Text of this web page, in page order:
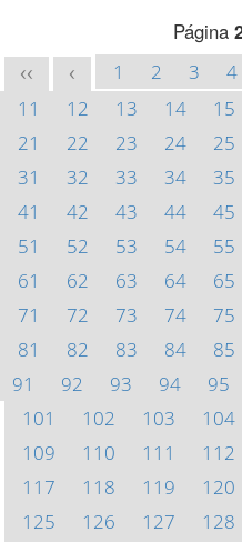
Página
<< < 1 2 3 4
11
12 13 14 15
21
22 23 24 25
31
32 33 34 35
41
42 43 44 45
51
52 53 54 55
61
62 63 64 65
71
72 73 74 75
81
82 83 84 85
91
92 93 94 95
101
102 103 104
109
110 111 112
117
118 119 120
125
126 127 128